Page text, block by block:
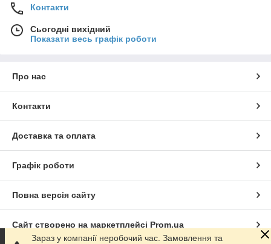
Контакти
Сьогодні вихідний
Показати весь графік роботи
Про нас
Контакти
Доставка та оплата
Графік роботи
Повна версія сайту
Сайт створено на маркетплейсі Prom.ua
Зараз у компанії неробочий час. Замовлення та